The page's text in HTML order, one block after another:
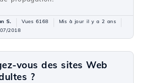
S. Vues 6168
Mis à jour il y a 2 ans
2018
vous des sites Web
?